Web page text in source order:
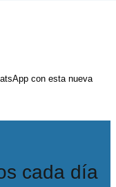
con esta nueva
cada día